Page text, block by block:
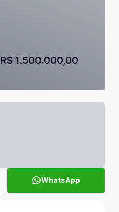
R$ 1.500.000,00
WhatsApp